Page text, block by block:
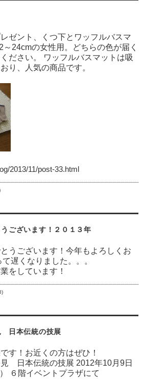
ゼント、
くつ下とワッフルバスマ
～24cmの女性用。どちらの色が届く
ださい。 ワッフルバスマットは吸
り、人気の商品です。
2013/11/post-33.html
ございます！２０１３年
うございます！今年もよろしくお
遅くなりました。。。
をしています！
日本伝統の技展
す！お近くの方はぜひ！
日本伝統の技展 2012年10月9日
６階イベントプラザにて